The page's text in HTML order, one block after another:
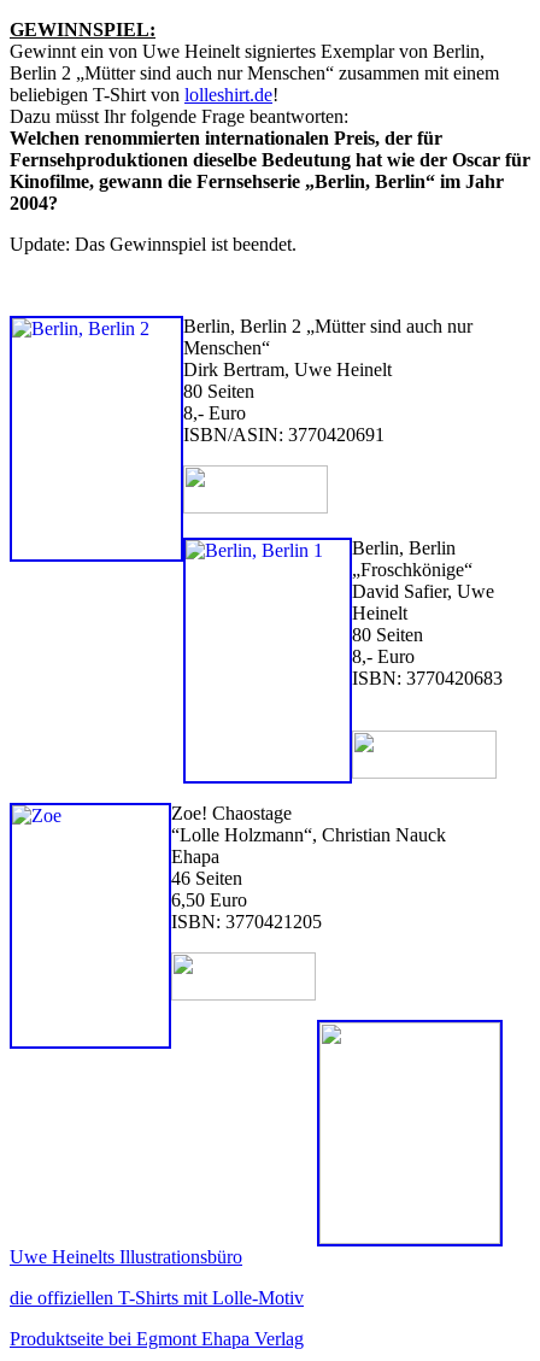
GEWINNSPIEL:
Gewinnt ein von Uwe Heinelt signiertes Exemplar von Berlin,
Berlin 2 „Mütter sind auch nur Menschen“ zusammen mit einem
beliebigen T-Shirt von lolleshirt.de!
Dazu müsst Ihr folgende Frage beantworten:
Welchen renommierten internationalen Preis, der für
Fernsehproduktionen dieselbe Bedeutung hat wie der Oscar für
Kinofilme, gewann die Fernsehserie „Berlin, Berlin“ im Jahr
2004?
Update: Das Gewinnspiel ist beendet.
Berlin, Berlin 2 „Mütter sind auch nur
Menschen“
Dirk Bertram, Uwe Heinelt
80 Seiten
8,- Euro
ISBN/ASIN: 3770420691
Berlin, Berlin
„Froschkönige“
David Safier, Uwe
Heinelt
80 Seiten
8,- Euro
ISBN: 3770420683
Zoe! Chaostage
“Lolle Holzmann“, Christian Nauck
Ehapa
46 Seiten
6,50 Euro
ISBN: 3770421205
Uwe Heinelts Illustrationsbüro
die offiziellen T-Shirts mit Lolle-Motiv
Produktseite bei Egmont Ehapa Verlag